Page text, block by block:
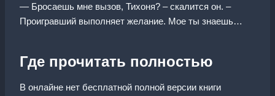
— Бросаешь мне вызов, Тихоня? – скалится он. –
Проигравший выполняет желание. Мое ты знаешь…
Где прочитать полностью
В онлайне нет бесплатной полной версии книги